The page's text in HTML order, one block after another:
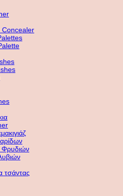
Concealer
Φρυδιών
τσάντας